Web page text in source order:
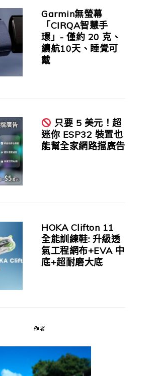
Garmin無螢幕
「CIRQA智慧手
環」- 僅約 20 克、
續航10天、睡覺可
戴
只要 5 美元！超
迷你 ESP32 裝置也
能幫全家網路擋廣告
HOKA Clifton 11
全能訓練鞋: 升級透
氣工程網布+EVA 中
底+超耐磨大底
作者